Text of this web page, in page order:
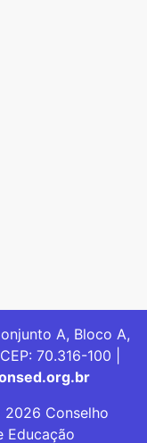
A, Bloco A,
70.316-100 |
Conselho
Educação